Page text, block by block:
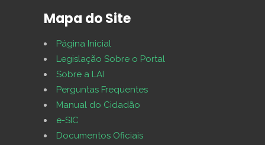
Mapa do Site
Página Inicial
Legislação Sobre o Portal
Sobre a LAI
Perguntas Frequentes
Manual do Cidadão
e-SIC
Documentos Oficiais